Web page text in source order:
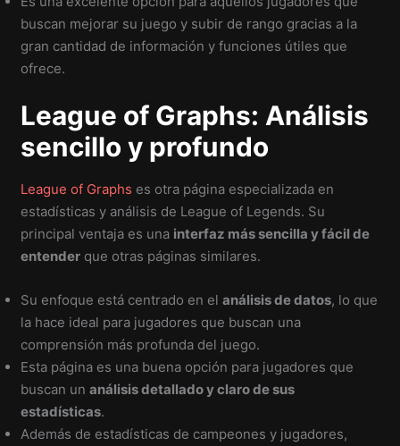
buscan mejorar su juego y subir de rango gracias a la
gran cantidad de información y funciones útiles que
ofrece.
League of Graphs: Análisis
sencillo y profundo
League of Graphs es otra página especializada en
estadísticas y análisis de League of Legends. Su
principal ventaja es una interfaz más sencilla y fácil de
entender que otras páginas similares.
Su enfoque está centrado en elanálisis de datos, lo que
la hace ideal para jugadores que buscan una
comprensión más profunda del juego.
Esta página es una buena opción para jugadores que
buscan unanálisis detallado y claro de sus
estadísticas.
Además de estadísticas de campeones y jugadores,